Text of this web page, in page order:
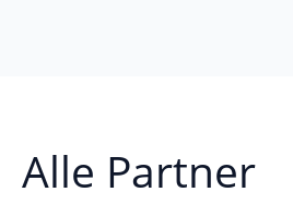
Alle Partner